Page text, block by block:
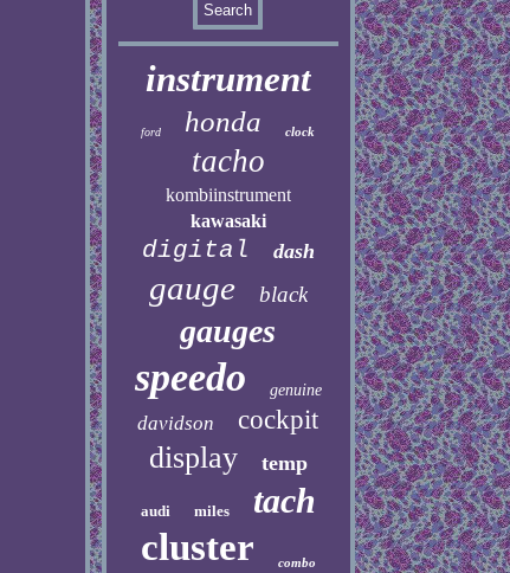
instrument
ford honda clock
tacho
kombiinstrument
kawasaki
digital dash
gauge black
gauges
speedo genuine
davidson cockpit
display temp
audi miles tach
cluster combo